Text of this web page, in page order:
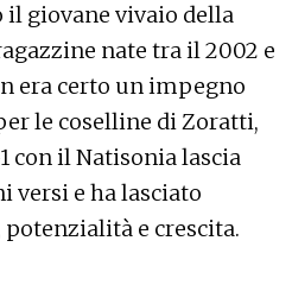
il giovane vivaio della
nate tra il 2002 e
era certo un impegno
le coselline di Zoratti,
con il Natisonia lascia
versi e ha lasciato
e crescita.